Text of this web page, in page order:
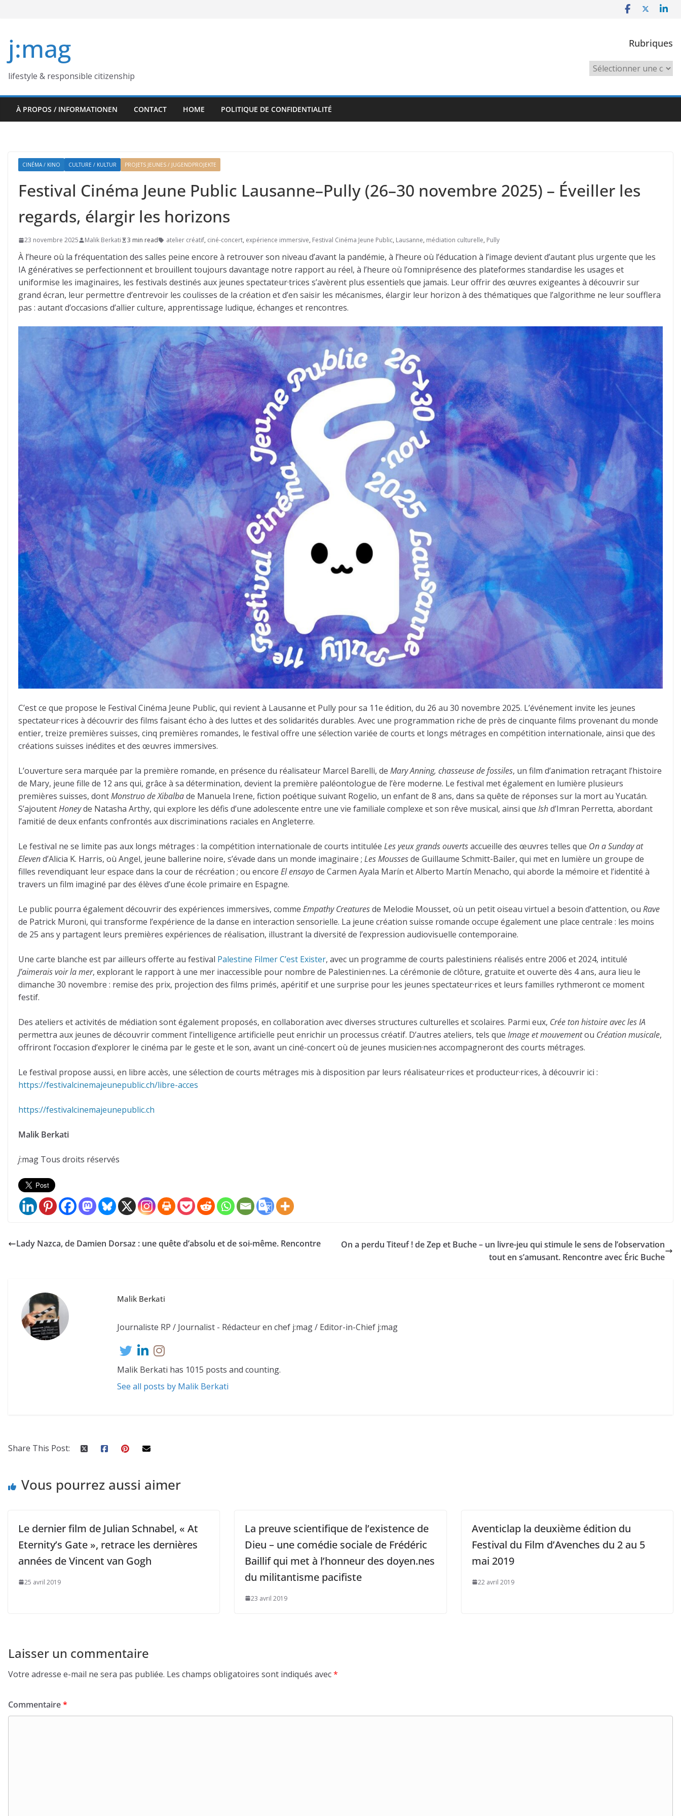
j:mag
lifestyle & responsible citizenship
Rubriques
Rubriques
À PROPOS / INFORMATIONEN CONTACT HOME POLITIQUE DE CONFIDENTIALITÉ
CINÉMA / KINO CULTURE / KULTUR PROJETS JEUNES / JUGENDPROJEKTE
Festival Cinéma Jeune Public Lausanne–Pully (26–30 novembre 2025) – Éveiller les
regards, élargir les horizons
23 novembre 2025 Malik Berkati 3 min read atelier créatif, ciné-concert, expérience immersive, Festival Cinéma Jeune Public, Lausanne, médiation culturelle, Pully
À l’heure où la fréquentation des salles peine encore à retrouver son niveau d’avant la pandémie, à l’heure où l’éducation à l’image devient d’autant plus urgente que les
IA génératives se perfectionnent et brouillent toujours davantage notre rapport au réel, à l’heure où l’omniprésence des plateformes standardise les usages et
uniformise les imaginaires, les festivals destinés aux jeunes spectateur·trices s’avèrent plus essentiels que jamais. Leur offrir des œuvres exigeantes à découvrir sur
grand écran, leur permettre d’entrevoir les coulisses de la création et d’en saisir les mécanismes, élargir leur horizon à des thématiques que l’algorithme ne leur soufflera
pas : autant d’occasions d’allier culture, apprentissage ludique, échanges et rencontres.
C’est ce que propose le Festival Cinéma Jeune Public, qui revient à Lausanne et Pully pour sa 11e édition, du 26 au 30 novembre 2025. L’événement invite les jeunes
spectateur·rices à découvrir des films faisant écho à des luttes et des solidarités durables. Avec une programmation riche de près de cinquante films provenant du monde
entier, treize premières suisses, cinq premières romandes, le festival offre une sélection variée de courts et longs métrages en compétition internationale, ainsi que des
créations suisses inédites et des œuvres immersives.
L’ouverture sera marquée par la première romande, en présence du réalisateur Marcel Barelli, de Mary Anning, chasseuse de fossiles, un film d’animation retraçant l’histoire
de Mary, jeune fille de 12 ans qui, grâce à sa détermination, devient la première paléontologue de l’ère moderne. Le festival met également en lumière plusieurs
premières suisses, dontMonstruo de Xibalbade Manuela Irene, fiction poétique suivant Rogelio, un enfant de 8 ans, dans sa quête de réponses sur la mort au Yucatán.
S’ajoutentHoneyde Natasha Arthy, qui explore les défis d’une adolescente entre une vie familiale complexe et son rêve musical, ainsi que Ishd’Imran Perretta, abordant
l’amitié de deux enfants confrontés aux discriminations raciales en Angleterre.
Le festival ne se limite pas aux longs métrages : la compétition internationale de courts intitulée Les yeux grands ouvertsaccueille des œuvres telles que On a Sunday at
Elevend’Alicia K. Harris, où Angel, jeune ballerine noire, s’évade dans un monde imaginaire ; Les Moussesde Guillaume Schmitt-Bailer, qui met en lumière un groupe de
filles revendiquant leur espace dans la cour de récréation ; ou encore El ensayode Carmen Ayala Marín et Alberto Martín Menacho, qui aborde la mémoire et l’identité à
travers un film imaginé par des élèves d’une école primaire en Espagne.
Le public pourra également découvrir des expériences immersives, comme Empathy Creaturesde Melodie Mousset, où un petit oiseau virtuel a besoin d’attention, ou Rave
de Patrick Muroni, qui transforme l’expérience de la danse en interaction sensorielle. La jeune création suisse romande occupe également une place centrale : les moins
de 25 ans y partagent leurs premières expériences de réalisation, illustrant la diversité de l’expression audiovisuelle contemporaine.
Une carte blanche est par ailleurs offerte au festival Palestine Filmer C’est Exister, avec un programme de courts palestiniens réalisés entre 2006 et 2024, intitulé
J’aimerais voir la mer, explorant le rapport à une mer inaccessible pour nombre de Palestinien·nes. La cérémonie de clôture, gratuite et ouverte dès 4 ans, aura lieu le
dimanche 30 novembre : remise des prix, projection des films primés, apéritif et une surprise pour les jeunes spectateur·rices et leurs familles rythmeront ce moment
festif.
Des ateliers et activités de médiation sont également proposés, en collaboration avec diverses structures culturelles et scolaires. Parmi eux, Crée ton histoire avec les IA
permettra aux jeunes de découvrir comment l’intelligence artificielle peut enrichir un processus créatif. D’autres ateliers, tels que Image et mouvementou Création musicale,
offriront l’occasion d’explorer le cinéma par le geste et le son, avant un ciné-concert où de jeunes musicien·nes accompagneront des courts métrages.
Le festival propose aussi, en libre accès, une sélection de courts métrages mis à disposition par leurs réalisateur·rices et producteur·rices, à découvrir ici :
https://festivalcinemajeunepublic.ch/libre-acces
https://festivalcinemajeunepublic.ch
Malik Berkati
j:mag Tous droits réservés
Lady Nazca, de Damien Dorsaz : une quête d’absolu et de soi-même. Rencontre
On a perdu Titeuf ! de Zep et Buche – un livre-jeu qui stimule le sens de l’observation
tout en s’amusant. Rencontre avec Éric Buche
Malik Berkati
Journaliste RP / Journalist - Rédacteur en chef j:mag / Editor-in-Chief j:mag
Malik Berkati has 1015 posts and counting.
See all posts by Malik Berkati
Share This Post:
Vous pourrez aussi aimer
Le dernier film de Julian Schnabel, « At
Eternity’s Gate », retrace les dernières
années de Vincent van Gogh
25 avril 2019
La preuve scientifique de l’existence de
Dieu – une comédie sociale de Frédéric
Baillif qui met à l’honneur des doyen.nes
du militantisme pacifiste
23 avril 2019
Aventiclap la deuxième édition du
Festival du Film d’Avenches du 2 au 5
mai 2019
22 avril 2019
Laisser un commentaire
Votre adresse e-mail ne sera pas publiée. Les champs obligatoires sont indiqués avec*
Commentaire*